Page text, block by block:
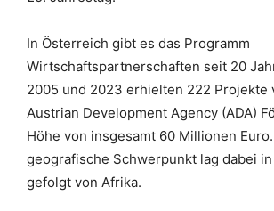
In Österreich gibt es das Programm
Wirtschaftspartnerschaften seit 20
2005 und 2023 erhielten 222 Projekte
Austrian Development Agency (ADA)
Höhe von insgesamt 60 Millionen
geografische Schwerpunkt lag dabei
gefolgt von Afrika.